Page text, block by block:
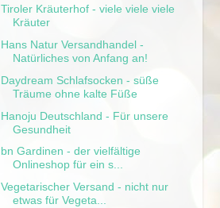
Tiroler Kräuterhof - viele viele viele
Kräuter
Hans Natur Versandhandel -
Natürliches von Anfang an!
Daydream Schlafsocken - süße
Träume ohne kalte Füße
Hanoju Deutschland - Für unsere
Gesundheit
bn Gardinen - der vielfältige
Onlineshop für ein s...
Vegetarischer Versand - nicht nur
etwas für Vegeta...